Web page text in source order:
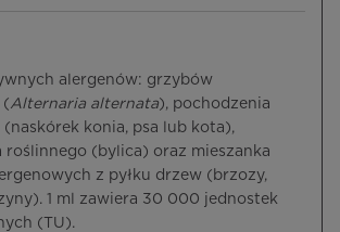
alergenów: grzybów
(Alternaria alternata), pochodzenia
konia, psa lub kota),
roślinnego (bylica) oraz mieszanka
z pyłku drzew (brzozy,
1 ml zawiera 30 000 jednostek
(TU).